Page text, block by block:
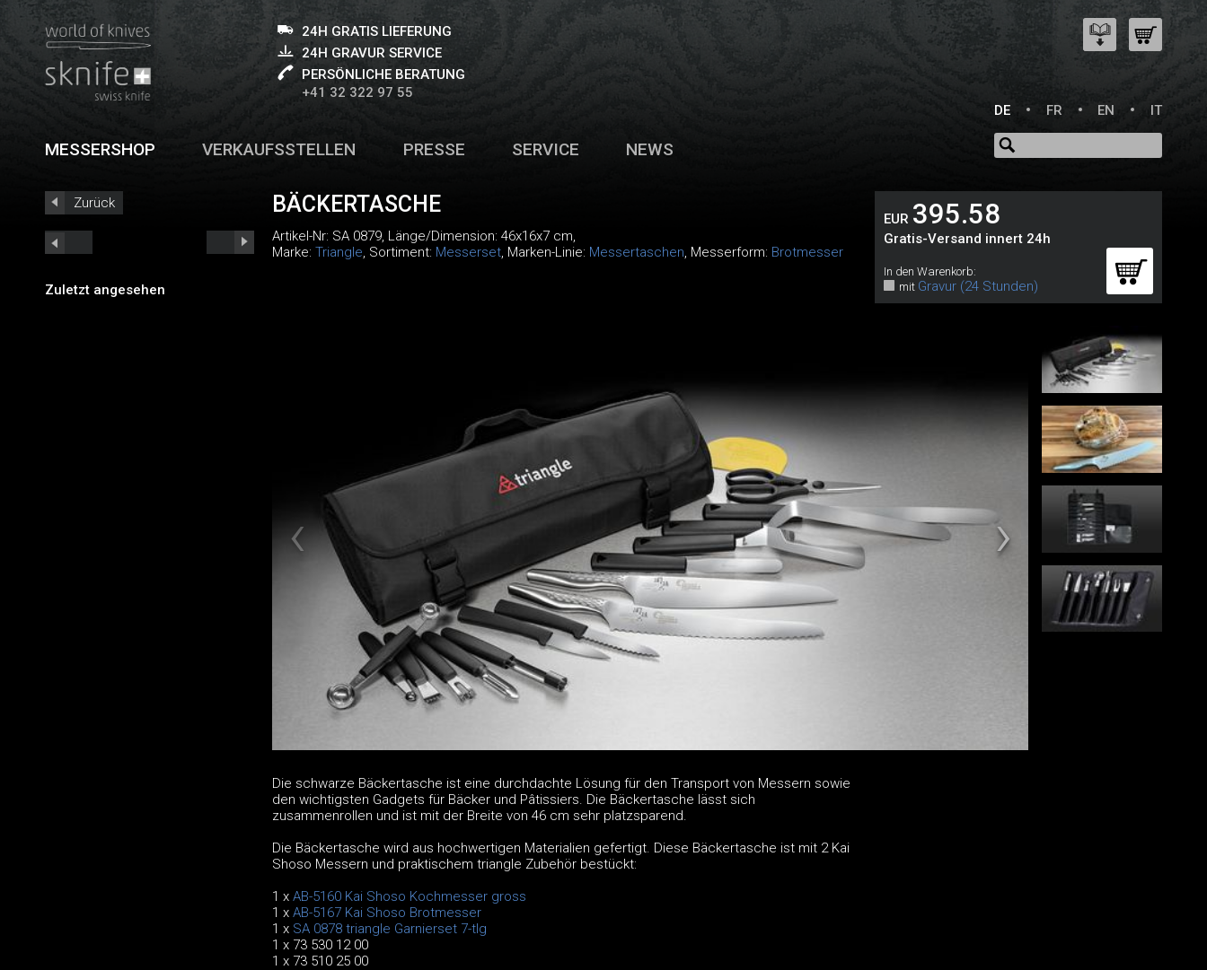
24H GRATIS LIEFERUNG
24H GRAVUR SERVICE
PERSÖNLICHE BERATUNG
+41 32 322 97 55
DE
FR EN IT
MESSERSHOP VERKAUFSSTELLEN PRESSE SERVICE NEWS
Zurück
Zuletzt angesehen
BÄCKERTASCHE
Artikel-Nr: SA 0879, Länge/Dimension: 46x16x7 cm,
Marke: Triangle, Sortiment: Messerset, Marken-Linie: Messertaschen, Messerform: Brotmesser
EUR 395.58
Gratis-Versand innert 24h
In den Warenkorb:
mit Gravur (24 Stunden)
Die schwarze Bäckertasche ist eine durchdachte Lösung für den Transport von Messern sowie
den wichtigsten Gadgets für Bäcker und Pâtissiers. Die Bäckertasche lässt sich
zusammenrollen und ist mit der Breite von 46 cm sehr platzsparend.
Die Bäckertasche wird aus hochwertigen Materialien gefertigt. Diese Bäckertasche ist mit 2 Kai
Shoso Messern und praktischem triangle Zubehör bestückt:
1 x AB-5160 Kai Shoso Kochmesser gross
1 x AB-5167 Kai Shoso Brotmesser
1 x SA 0878 triangle Garnierset 7-tlg
1 x 73 530 12 00
1 x 73 510 25 00